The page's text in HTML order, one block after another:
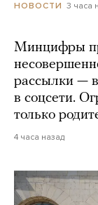
НОВОСТИ 3 часа
Минцифры
рассылки —
в соцсети.
только
4 часа назад